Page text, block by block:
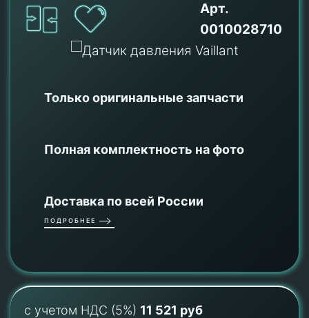
Арт.
0010028710
Только оригинальные запчасти
Полная комплектность на фото
Доставка по всей России
ПОДРОБНЕЕ
с учетом НДС (5%) 11 521 руб